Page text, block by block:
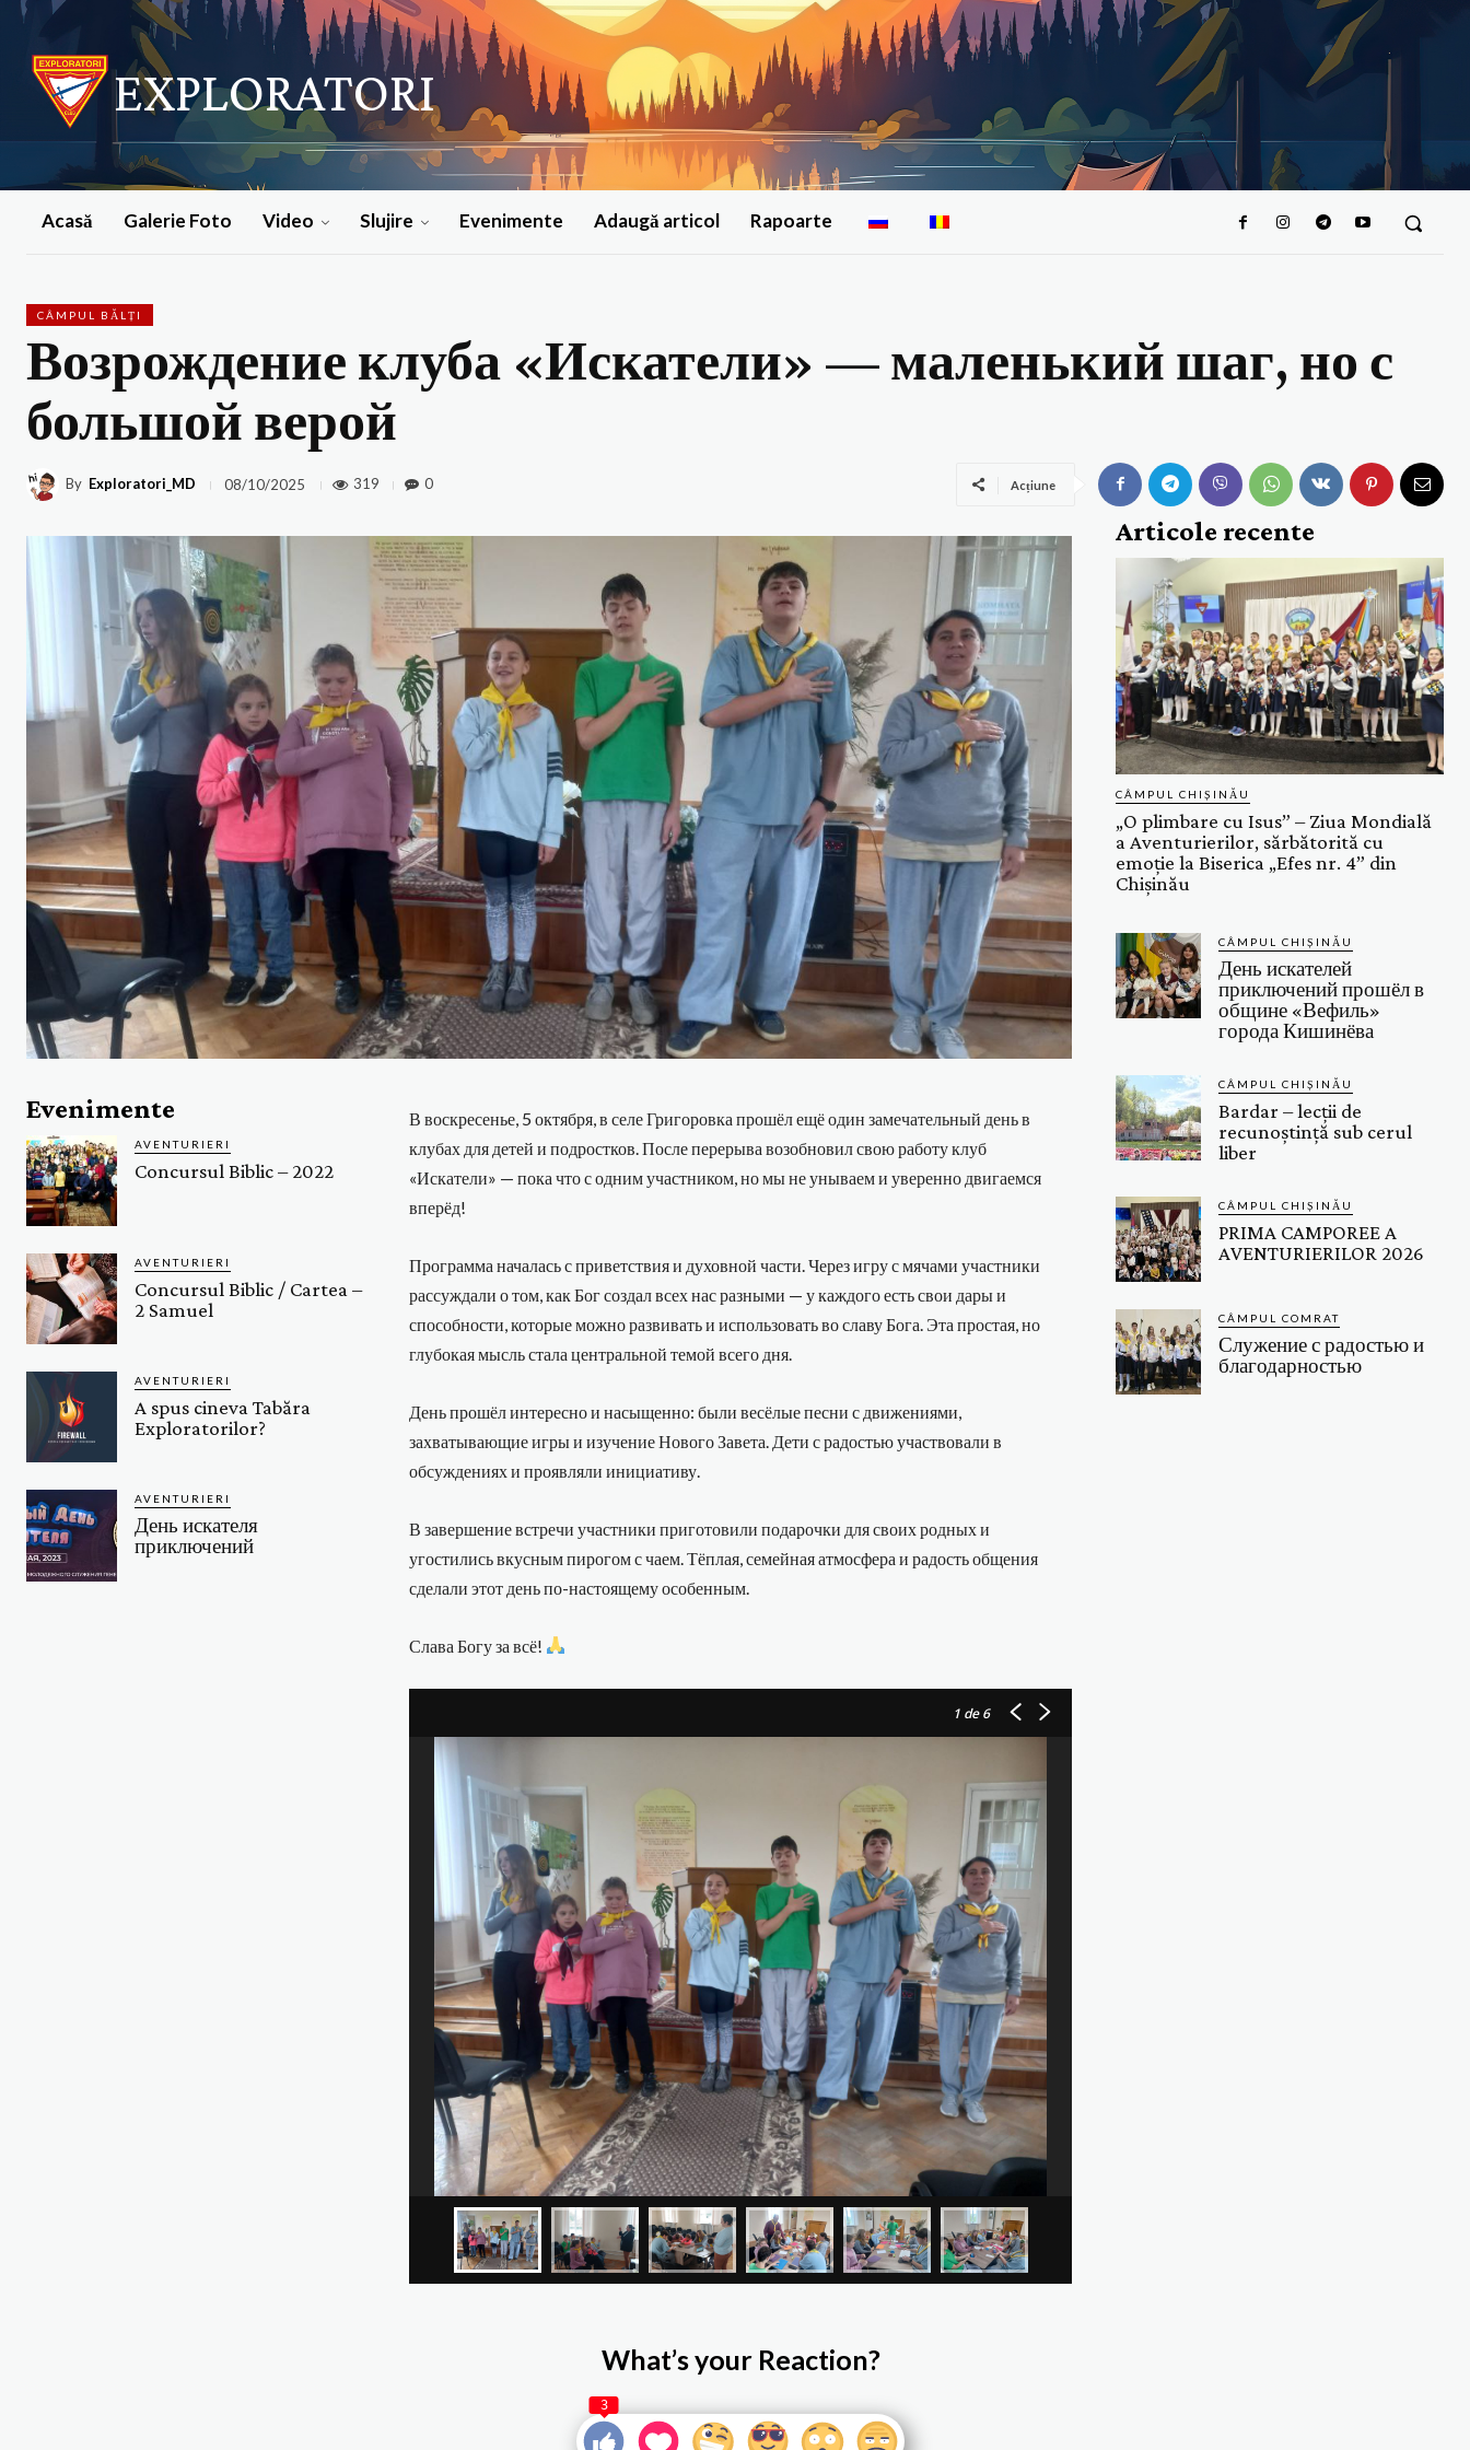
EXPLORATORI
Acasă Galerie Foto Video Slujire Evenimente Adaugă articol Rapoarte
CÂMPUL BĂLȚI
Возрождение клуба «Искатели» — маленький шаг, но с
большой верой
By Exploratori_MD 08/10/2025 319 0 Acțiune
Evenimente
AVENTURIERI
Concursul Biblic – 2022
AVENTURIERI
Concursul Biblic / Cartea –
2 Samuel
AVENTURIERI
A spus cineva Tabăra
Exploratorilor?
AVENTURIERI
День искателя
приключений
В воскресенье, 5 октября, в селе Григоровка прошёл ещё один замечательный день в
клубах для детей и подростков. После перерыва возобновил свою работу клуб
«Искатели» — пока что с одним участником, но мы не унываем и уверенно двигаемся
вперёд!
Программа началась с приветствия и духовной части. Через игру с мячами участники
рассуждали о том, как Бог создал всех нас разными — у каждого есть свои дары и
способности, которые можно развивать и использовать во славу Бога. Эта простая, но
глубокая мысль стала центральной темой всего дня.
День прошёл интересно и насыщенно: были весёлые песни с движениями,
захватывающие игры и изучение Нового Завета. Дети с радостью участвовали в
обсуждениях и проявляли инициативу.
В завершение встречи участники приготовили подарочки для своих родных и
угостились вкусным пирогом с чаем. Тёплая, семейная атмосфера и радость общения
сделали этот день по-настоящему особенным.
Слава Богу за всё!
1 de 6
What’s your Reaction?
3
Articole recente
CÂMPUL CHIȘINĂU
„O plimbare cu Isus” – Ziua Mondială
a Aventurierilor, sărbătorită cu
emoție la Biserica „Efes nr. 4” din
Chișinău
CÂMPUL CHIȘINĂU
День искателей
приключений прошёл в
общине «Вефиль»
города Кишинёва
CÂMPUL CHIȘINĂU
Bardar – lecții de
recunoștință sub cerul
liber
CÂMPUL CHIȘINĂU
PRIMA CAMPOREE A
AVENTURIERILOR 2026
CÂMPUL COMRAT
Служение с радостью и
благодарностью